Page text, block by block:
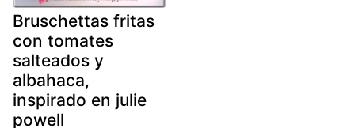
Bruschettas fritas
con tomates
salteados y
albahaca,
inspirado en julie
powell